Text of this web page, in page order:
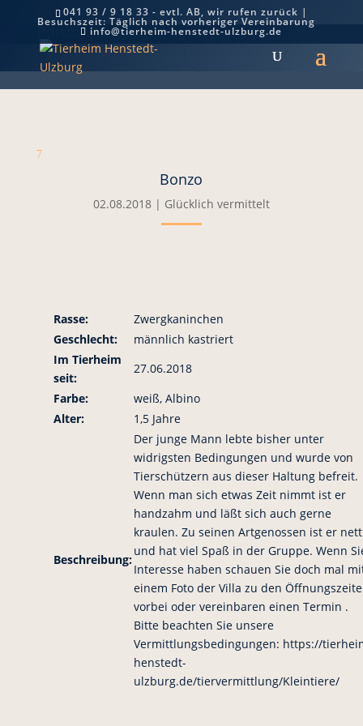
041 93 / 9 18 33 - evtl. AB, wir rufen zurück |
Besuchszeit: Täglich nach vorheriger Vereinbarung
info@tierheim-henstedt-ulzburg.de
Bonzo
7
Bonzo
02.08.2018| Glücklich vermittelt
Rasse:
Zwergkaninchen
Geschlecht:
männlich kastriert
Im Tierheim
seit:
27.06.2018
Farbe:
weiß, Albino
Alter:
1,5 Jahre
Beschreibung:
Der junge Mann lebte bisher unter
widrigsten Bedingungen und wurde von
Tierschützern aus dieser Haltung befreit.
Wenn man sich etwas Zeit nimmt ist er
handzahm und läßt sich auch gerne
kraulen. Zu seinen Artgenossen ist er nett
und hat viel Spaß in der Gruppe. Wenn
Interesse haben schauen Sie doch mal
einem Foto der Villa zu den
vorbei oder vereinbaren einen Termin .
Bitte beachten Sie unsere
Vermittlungsbedingungen: https://
henstedt-
ulzburg.de/tiervermittlung/Kleintiere/